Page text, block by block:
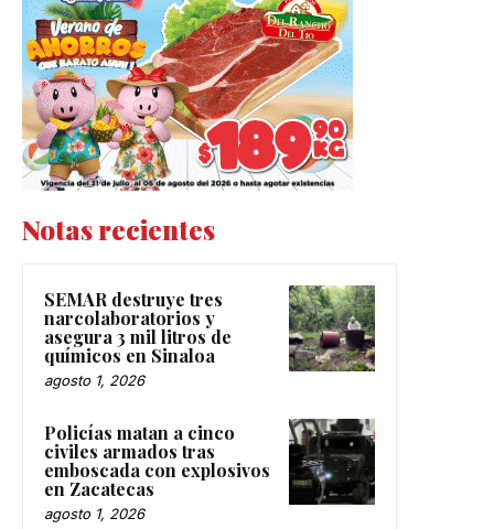
Notas recientes
SEMAR destruye tres
narcolaboratorios y
asegura 3 mil litros de
químicos en Sinaloa
agosto 1, 2026
Policías matan a cinco
civiles armados tras
emboscada con explosivos
en Zacatecas
agosto 1, 2026